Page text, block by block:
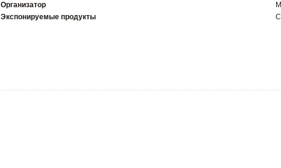
Организатор
Экспонируемые продукты